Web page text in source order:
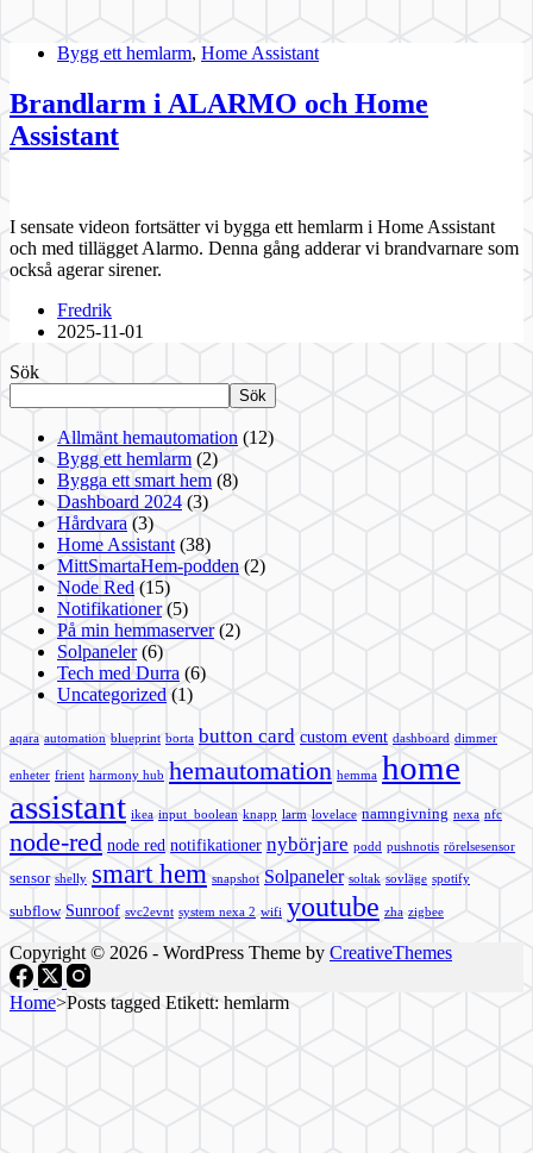
Bygg ett hemlarm, Home Assistant
Brandlarm i ALARMO och Home
Assistant
I sensate videon fortsätter vi bygga ett hemlarm i Home Assistant
och med tillägget Alarmo. Denna gång adderar vi brandvarnare som
också agerar sirener.
Fredrik
2025-11-01
Sök
Sök
Allmänt hemautomation (12)
Bygg ett hemlarm (2)
Bygga ett smart hem (8)
Dashboard 2024 (3)
Hårdvara (3)
Home Assistant (38)
MittSmartaHem-podden (2)
Node Red (15)
Notifikationer(5)
På min hemmaserver(2)
Solpaneler(6)
Tech med Durra (6)
Uncategorized (1)
aqara automation blueprint borta button card custom event dashboard dimmer
enheter frient harmony hub hemautomation hemma home
assistant ikea input_boolean knapp larm lovelace namngivning nexa nfc
node-red node red notifikationer nybörjare podd pushnotis rörelsesensor
sensor shelly smart hem snapshot Solpaneler soltak sovläge spotify
subflow Sunroof svc2evnt system nexa 2 wifi youtube zha zigbee
Copyright © 2026 - WordPress Theme by CreativeThemes
Home>Posts tagged Etikett: hemlarm